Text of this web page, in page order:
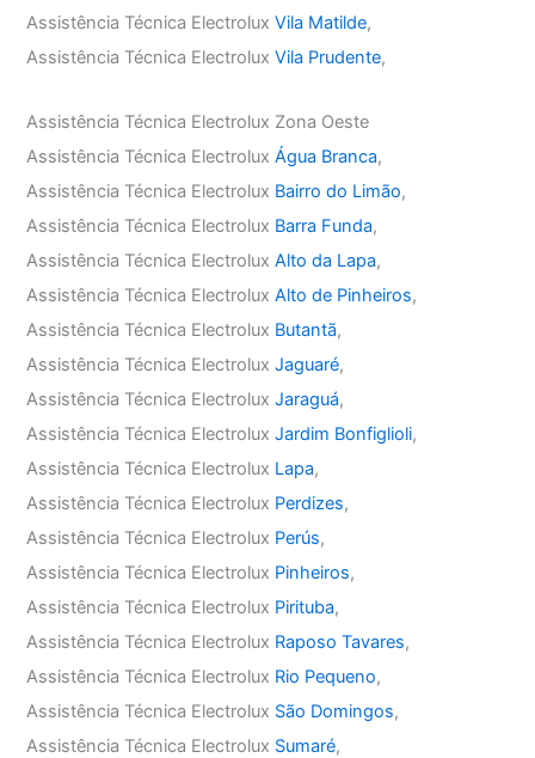
Assistência Técnica ElectroluxVila Matilde,
Assistência Técnica ElectroluxVila Prudente,
Assistência Técnica Electrolux Zona Oeste
Assistência Técnica ElectroluxÁgua Branca,
Assistência Técnica Electrolux Bairro do Limão,
Assistência Técnica Electrolux Barra Funda,
Assistência Técnica ElectroluxAlto da Lapa,
Assistência Técnica ElectroluxAlto de Pinheiros,
Assistência Técnica Electrolux Butantã,
Assistência Técnica ElectroluxJaguaré,
Assistência Técnica ElectroluxJaraguá,
Assistência Técnica ElectroluxJardim Bonfiglioli,
Assistência Técnica Electrolux Lapa,
Assistência Técnica Electrolux Perdizes,
Assistência Técnica Electrolux Perús,
Assistência Técnica Electrolux Pinheiros,
Assistência Técnica Electrolux Pirituba,
Assistência Técnica Electrolux Raposo Tavares,
Assistência Técnica Electrolux Rio Pequeno,
Assistência Técnica Electrolux São Domingos,
Assistência Técnica Electrolux Sumaré,